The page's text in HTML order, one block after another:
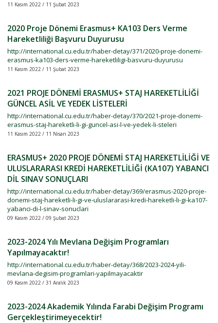
11 Kasım 2022 / 11 Şubat 2023
2020 Proje Dönemi Erasmus+ KA103 Ders Verme
Hareketliliği Başvuru Duyurusu
http://international.cu.edu.tr/haber-detay/371/2020-proje-donemi-
erasmus-ka103-ders-verme-hareketliligi-basvuru-duyurusu
11 Kasım 2022 / 11 Şubat 2023
2021 PROJE DÖNEMİ ERASMUS+ STAJ HAREKETLİLİĞİ
GÜNCEL ASİL VE YEDEK LİSTELERİ
http://international.cu.edu.tr/haber-detay/370/2021-proje-donemi-
erasmus-staj-hareketli-li-gi-guncel-asi-l-ve-yedek-li-steleri
11 Kasım 2022 / 11 Nisan 2023
ERASMUS+ 2020 PROJE DÖNEMİ STAJ HAREKETLİLİĞİ VE
ULUSLARARASI KREDİ HAREKETLİLİĞİ (KA107) YABANCI
DİL SINAV SONUÇLARI
http://international.cu.edu.tr/haber-detay/369/erasmus-2020-proje-
donemi-staj-hareketli-li-gi-ve-uluslararasi-kredi-hareketli-li-gi-ka107-
yabanci-di-l-sinav-sonuclari
09 Kasım 2022 / 09 Şubat 2023
2023-2024 Yılı Mevlana Değişim Programları
Yapılmayacaktır!
http://international.cu.edu.tr/haber-detay/368/2023-2024-yili-
mevlana-degisim-programlari-yapilmayacaktir
09 Kasım 2022 / 31 Aralık 2023
2023-2024 Akademik Yılında Farabi Değişim Programı
Gerçekleştirimeyecektir!